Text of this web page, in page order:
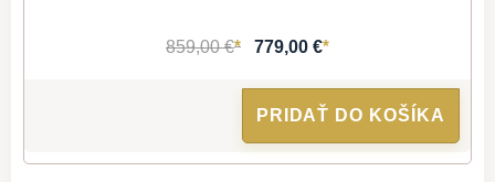
859,00 €* 779,00 €*
PRIDAŤ DO KOŠÍKA